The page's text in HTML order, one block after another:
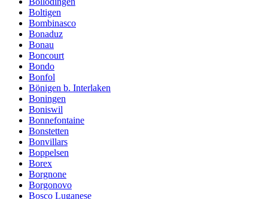
Boltigen
Bombinasco
Bonaduz
Bonau
Boncourt
Bondo
Bonfol
Bönigen b. Interlaken
Boningen
Boniswil
Bonnefontaine
Bonstetten
Bonvillars
Boppelsen
Borex
Borgnone
Borgonovo
Bosco Luganese